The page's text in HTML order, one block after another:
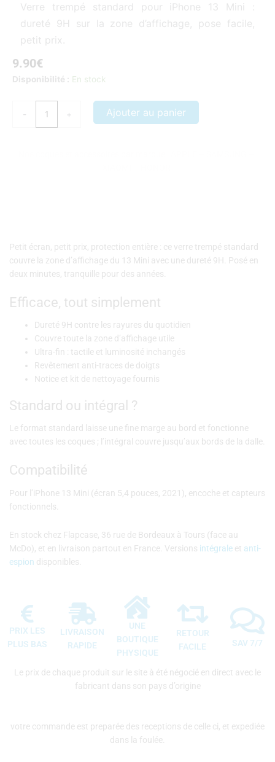
Verre trempé standard pour iPhone 13 Mini :
dureté 9H sur la zone d’affichage, pose facile,
petit prix.
9.90€
Disponibilité : En stock
-
quantité
+ Ajouter au panier
Petit écran, petit prix, protection entière : ce verre trempé standard
couvre la zone d’affichage du 13 Mini avec une dureté 9H. Posé en
deux minutes, tranquille pour des années.
Efficace, tout simplement
Dureté 9H contre les rayures du quotidien
Couvre toute la zone d’affichage utile
Ultra-fin : tactile et luminosité inchangés
Revêtement anti-traces de doigts
Notice et kit de nettoyage fournis
Standard ou intégral ?
Le format standard laisse une fine marge au bord et fonctionne
avec toutes les coques ; l’intégral couvre jusqu’aux bords de la dalle.
Compatibilité
Pour l’iPhone 13 Mini (écran 5,4 pouces, 2021), encoche et capteurs
fonctionnels.
En stock chez Flapcase, 36 rue de Bordeaux à Tours (face au
McDo), et en livraison partout en France. Versions intégrale et anti-
espion disponibles.
PRIX LES
PLUS BAS
LIVRAISON
RAPIDE
UNE
BOUTIQUE
PHYSIQUE
RETOUR
FACILE
SAV 7/7
Le prix de chaque produit sur le site à été négocié en direct avec le
fabricant dans son pays d’origine
votre commande est preparée des receptions de celle ci, et expediée
dans la foulée.